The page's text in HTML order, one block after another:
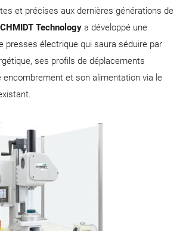
et précises aux dernières générations de
Technology a développé une
presses électrique qui saura séduire par
ses profils de déplacements
encombrement et son alimentation via le